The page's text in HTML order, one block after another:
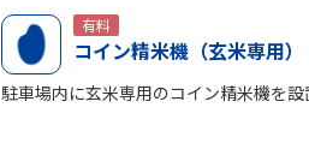
有料
コイン精米機（玄米専用）
駐車場内に玄米専用のコイン精米機を